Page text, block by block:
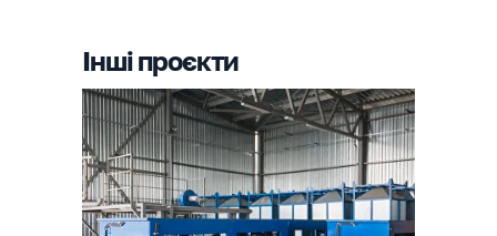
Інші проєкти